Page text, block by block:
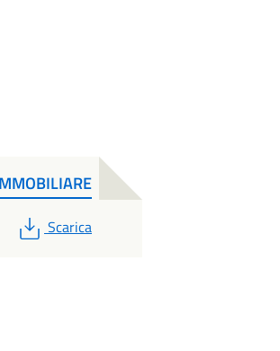
PDF
Scarica